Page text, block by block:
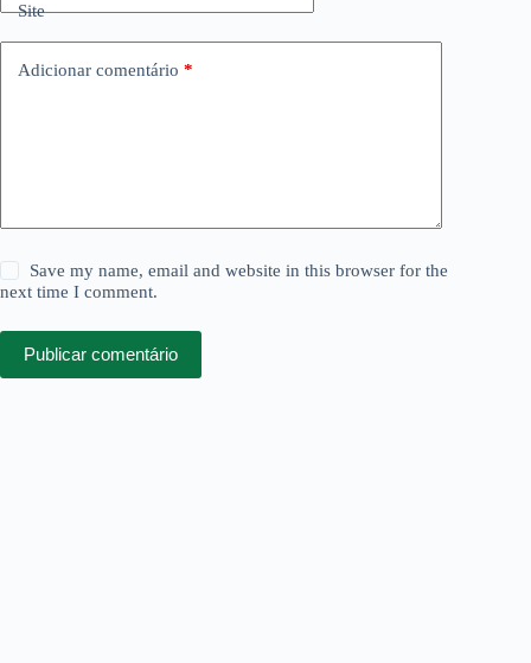
Site
Adicionar comentário *
Save my name, email and website in this browser for the
next time I comment.
Publicar comentário